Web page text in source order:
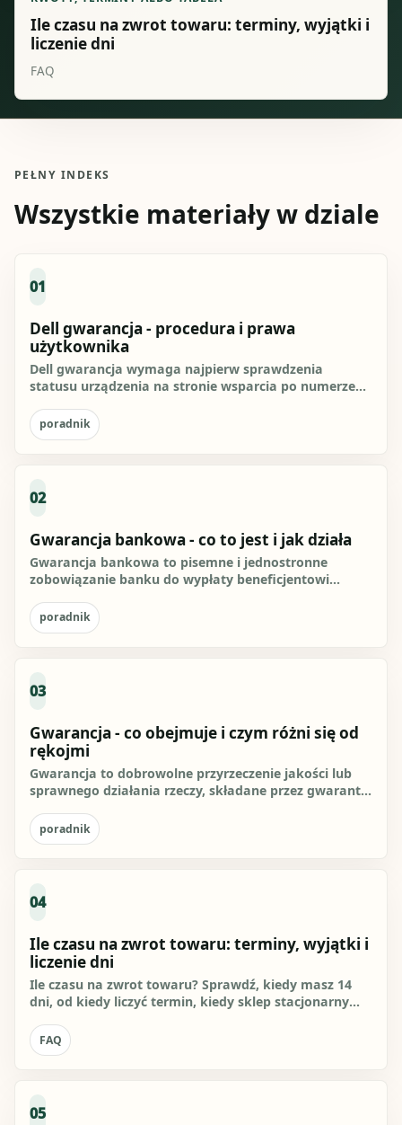
Ile czasu na zwrot towaru: terminy, wyjątki i
liczenie dni
FAQ
PEŁNY INDEKS
Wszystkie materiały w dziale
01
Dell gwarancja - procedura i prawa
użytkownika
Dell gwarancja wymaga najpierw sprawdzenia
statusu urządzenia na stronie wsparcia po numerze
poradnik
02
Gwarancja bankowa - co to jest i jak działa
Gwarancja bankowa to pisemne i jednostronne
zobowiązanie banku do wypłaty beneficjentowi
poradnik
03
Gwarancja - co obejmuje i czym różni się od
rękojmi
Gwarancja to dobrowolne przyrzeczenie jakości lub
sprawnego działania rzeczy, składane przez gwaranta
poradnik
04
Ile czasu na zwrot towaru: terminy, wyjątki i
liczenie dni
Ile czasu na zwrot towaru? Sprawdź, kiedy masz 14
dni, od kiedy liczyć termin, kiedy sklep stacjonarny
FAQ
05